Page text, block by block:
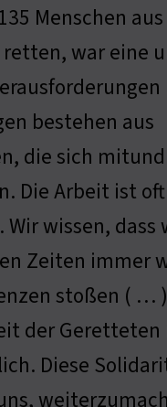
Menschen
war eine
bestehen aus
die sich
Die Arbeit ist oft
wissen, dass
Zeiten immer
stoßen ( …
der Geretteten
Diese